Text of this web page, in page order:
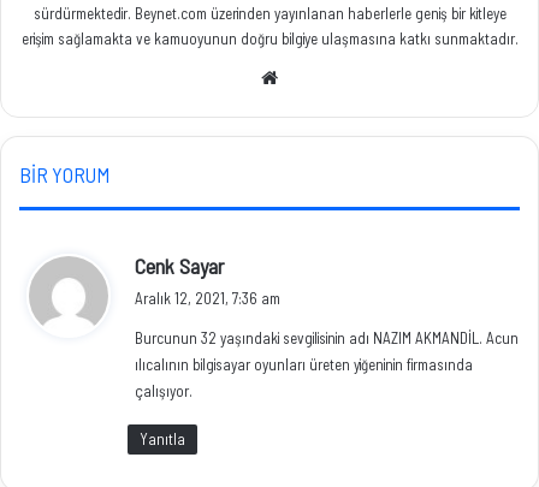
sürdürmektedir. Beynet.com üzerinden yayınlanan haberlerle geniş bir kitleye
erişim sağlamakta ve kamuoyunun doğru bilgiye ulaşmasına katkı sunmaktadır.
BIR YORUM
Cenk Sayard
i
k
Aralık 12, 2021, 7:36 am
Burcunun 32 yaşındaki sevgilisinin adı NAZIM AKMANDİL. Acun
ılıcalının bilgisayar oyunları üreten yiğeninin firmasında
çalışıyor.
Yanıtla